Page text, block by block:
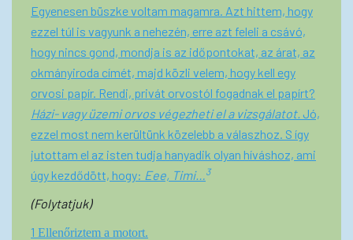
Egyenesen büszke voltam magamra. Azt hittem, hogy
ezzel túl is vagyunk a nehezén, erre azt feleli a csávó,
hogy nincs gond, mondja is az időpontokat, az árat, az
okmányiroda címét, majd közli velem, hogy kell egy
orvosi papír. Rendi, privát orvostól fogadnak el papírt?
Házi- vagy üzemi orvos végezheti el a vizsgálatot. Jó,
ezzel most nem kerültünk közelebb a válaszhoz. S így
jutottam el az isten tudja hanyadik olyan híváshoz, ami
úgy kezdődött, hogy: Eee, Timi… 3
(Folytatjuk)
1 Ellenőriztem a motort.